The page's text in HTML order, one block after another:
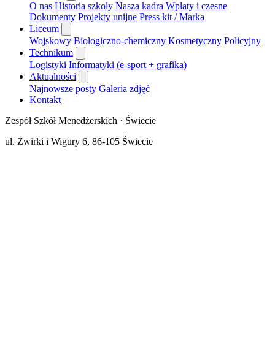
O nas Historia szkoły Nasza kadra Wpłaty i czesne
Dokumenty Projekty unijne Press kit / Marka
Liceum
Wojskowy Biologiczno-chemiczny Kosmetyczny Policyjny
Technikum
Logistyki Informatyki (e-sport + grafika)
Aktualności
Najnowsze posty Galeria zdjęć
Kontakt
Zespół Szkół Menedżerskich · Świecie
ul. Żwirki i Wigury 6, 86-105 Świecie